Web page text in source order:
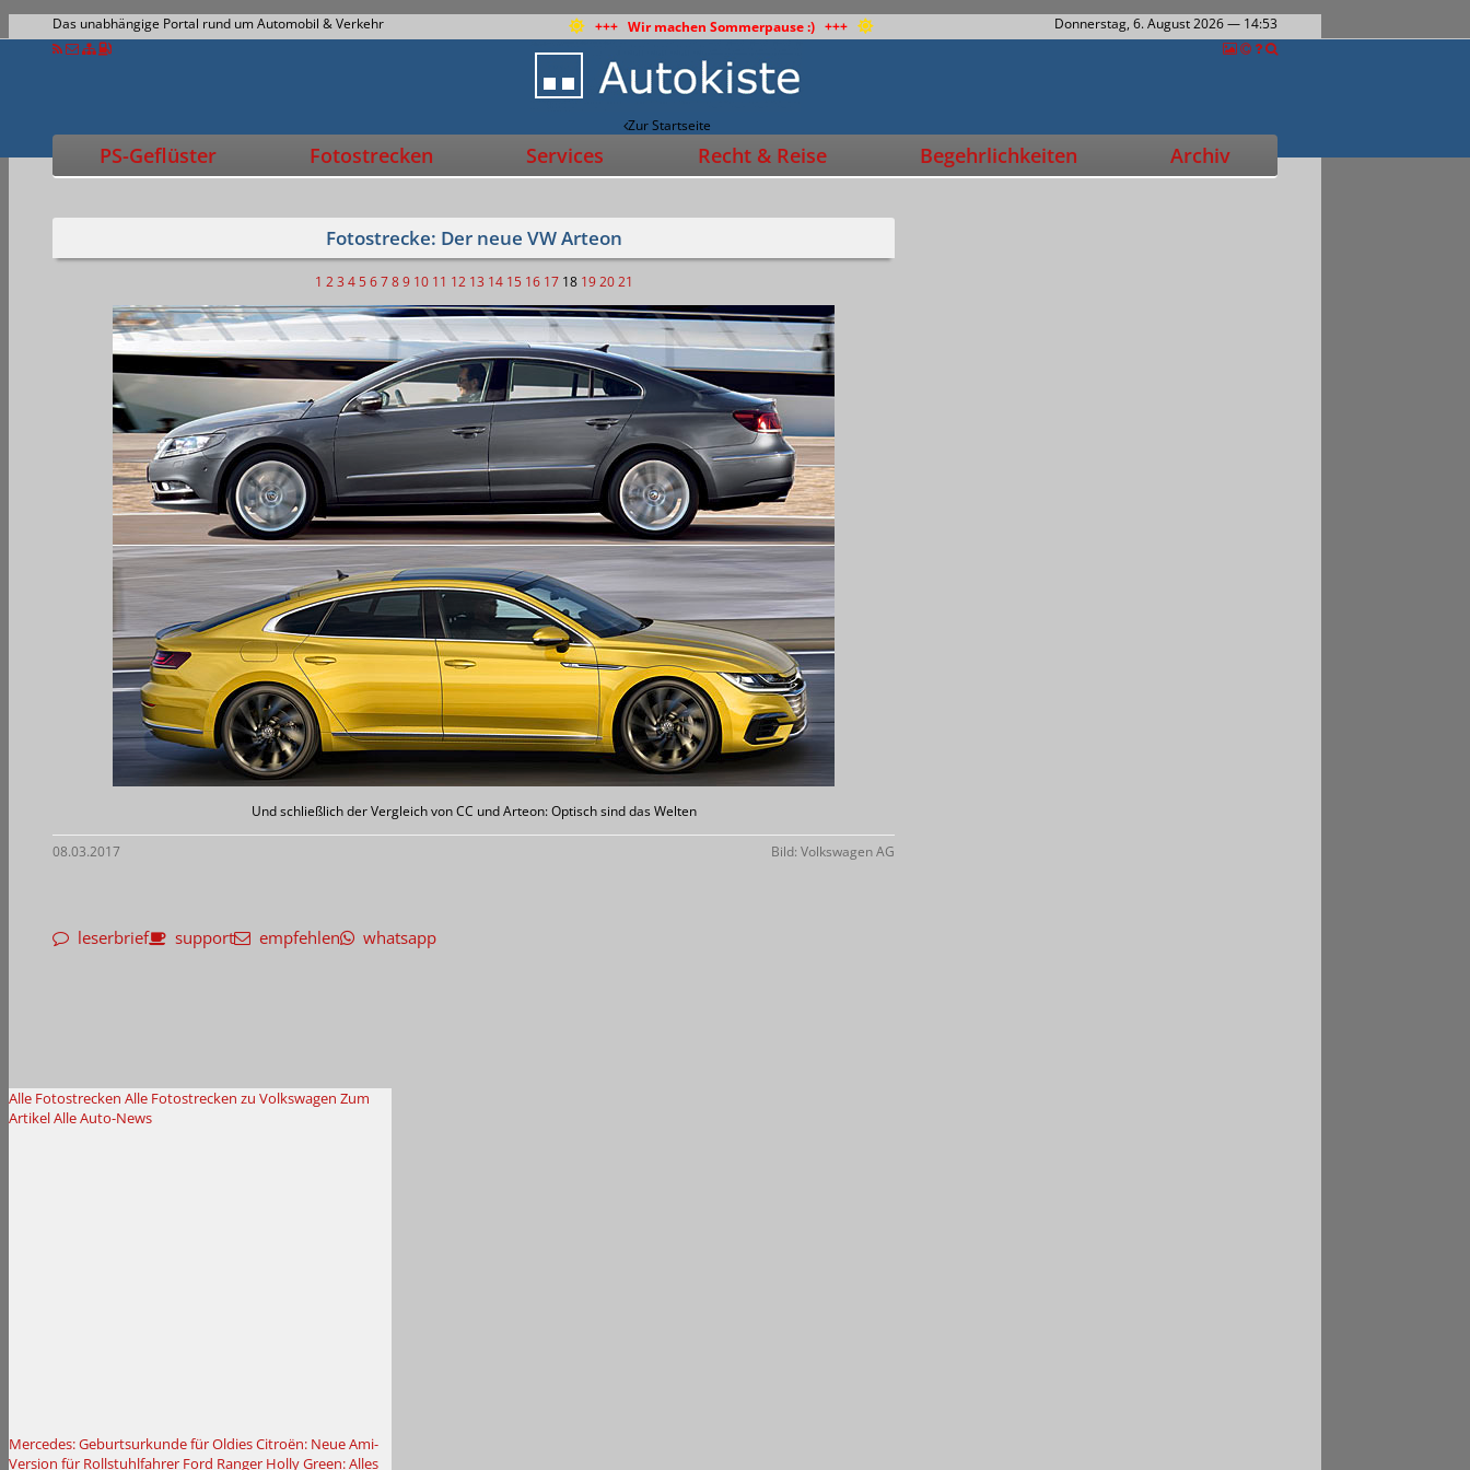
Das unabhängige Portal rund um Automobil & Verkehr +++ Wir machen Sommerpause :) +++ Donnerstag, 6. August 2026— 14:53
Zur Startseite
PS-Geflüster Fotostrecken Services Recht & Reise Begehrlichkeiten Archiv
Fotostrecke: Der neue VW Arteon
1 2 3 4 5 6 7 8 9 10 11 12 13 14 15 16 17 18 19 20 21
Und schließlich der Vergleich von CC und Arteon: Optisch sind das Welten
08.03.2017 Bild: Volkswagen AG
leserbrief support empfehlen whatsapp
Alle Fotostrecken Alle Fotostrecken zu Volkswagen Zum
ArtikelAlle Auto-News
Mercedes: Geburtsurkunde für OldiesCitroën: Neue Ami-
Version für Rollstuhlfahrer Ford Ranger Holly Green: Alles